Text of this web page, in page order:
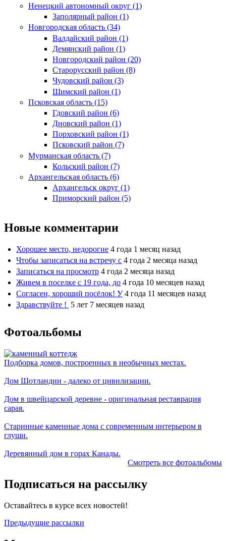
Ненецкий автономный округ (1)
Заполярный район (1)
Новгородская область (34)
Валдайский район (1)
Демянский район (1)
Новгородский район (20)
Старорусский район (8)
Чудовский район (3)
Шимский район (1)
Псковская область (15)
Гдовский район (6)
Дновский район (1)
Порховский район (1)
Псковский район (7)
Мурманская область (7)
Кольский район (7)
Архангельская область (6)
Архангельск округ (1)
Приморский район (5)
Новые комментарии
Хорошее место, недорогие 4 года 1 месяц назад
Чтобы записаться на встречу с 4 года 2 месяца назад
Записаться на просмотр 4 года 2 месяца назад
Живем в поселке с 19 года, до 4 года 10 месяцев назад
Согласен, хороший посёлок! У 4 года 11 месяцев назад
Здравствуйте ! 5 лет 7 месяцев назад
Фотоальбомы
Подборка домов, построенных в необычных местах.
Дом Шотландии - далеко от цивилизации.
Дом в швейцарской деревне - оригинальная реставрация
сарая.
Старинные каменные дома с современным интерьером в
глуши.
Деревянный дом в горах Канады.
Смотреть все фотоальбомы
Подписаться на рассылку
Оставайтесь в курсе всех новостей!
Предыдущие рассылки